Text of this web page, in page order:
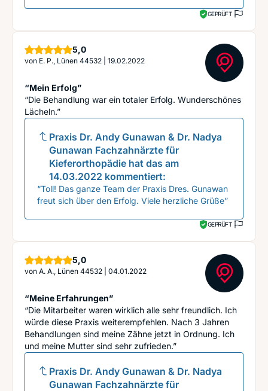
GEPRÜFT
5,0Sterne
von E. P., Lünen 44532 19.02.2022
“Mein Erfolg”
“Die Behandlung war ein totaler Erfolg. Wunderschönes
Lächeln.”
Praxis Dr. Andy Gunawan & Dr. Nadya
Gunawan Fachzahnärzte für
Kieferorthopädie hat das am
14.03.2022 kommentiert:
“Toll! Das ganze Team der Praxis Dres. Gunawan
freut sich über den Erfolg. Viele herzliche Grüße”
GEPRÜFT
5,0Sterne
von A. A., Lünen 44532 04.01.2022
“Meine Erfahrungen”
“Die Mitarbeiter waren wirklich alle sehr freundlich. Ich
würde diese Praxis weiterempfehlen. Nach 3 Jahren
Behandlungen sind meine Zähne jetzt in Ordnung. Ich
und meine Mutter sind sehr zufrieden.”
Praxis Dr. Andy Gunawan & Dr. Nadya
Gunawan Fachzahnärzte für